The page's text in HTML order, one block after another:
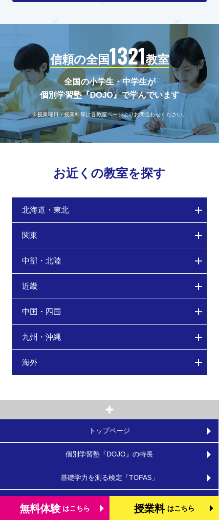
信頼の全国1321教室
全国の小学生・中学生が
個別学習塾『DOJO』で学んでいます
※授業曜日・授業料等は各教室ページよりお問合わせください。
お近くの教室を探す
北海道・東北
関東
中部・北陸
近畿
中国・四国
九州・沖縄
海外
トップページ
個別学習塾『DOJO』の特長
基礎学力を測る検定「TOFAS」
無料体験 はこちら 授業料 はこちら